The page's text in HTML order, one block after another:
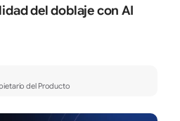
del doblaje con AI
del Producto